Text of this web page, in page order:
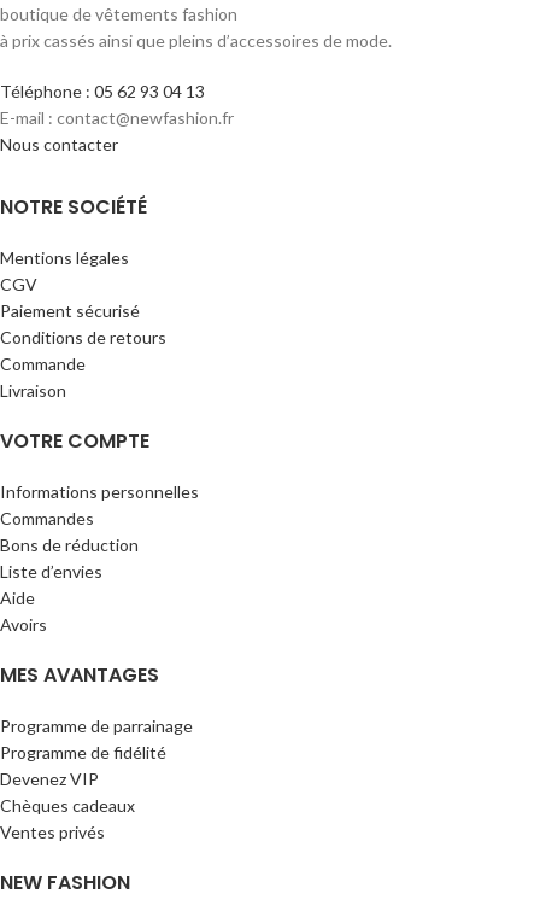
boutique de vêtements fashion
à prix cassés ainsi que pleins d’accessoires de mode.
Téléphone : 05 62 93 04 13
E-mail : contact@newfashion.fr
Nous contacter
NOTRE SOCIÉTÉ
Mentions légales
CGV
Paiement sécurisé
Conditions de retours
Commande
Livraison
VOTRE COMPTE
Informations personnelles
Commandes
Bons de réduction
Liste d’envies
Aide
Avoirs
MES AVANTAGES
Programme de parrainage
Programme de fidélité
Devenez VIP
Chèques cadeaux
Ventes privés
NEW FASHION